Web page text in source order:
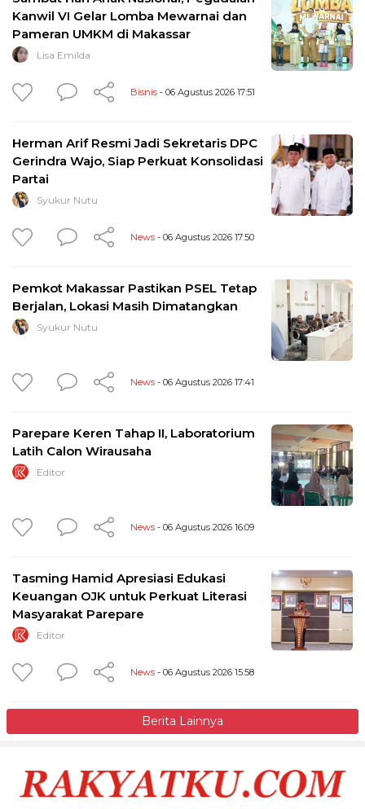
Kanwil VI Gelar Lomba Mewarnai dan
Pameran UMKM di Makassar
Lisa Emilda
Bisnis - 06 Agustus 2026 17:51
Herman Arif Resmi Jadi Sekretaris DPC
Gerindra Wajo, Siap Perkuat Konsolidasi
Partai
Syukur Nutu
News - 06 Agustus 2026 17:50
Pemkot Makassar Pastikan PSEL Tetap
Berjalan, Lokasi Masih Dimatangkan
Syukur Nutu
News - 06 Agustus 2026 17:41
Parepare Keren Tahap II, Laboratorium
Latih Calon Wirausaha
Editor
News - 06 Agustus 2026 16:09
Tasming Hamid Apresiasi Edukasi
Keuangan OJK untuk Perkuat Literasi
Masyarakat Parepare
Editor
News - 06 Agustus 2026 15:58
Berita Lainnya